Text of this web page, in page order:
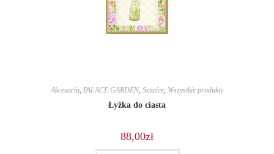
Akcesoria PALACE GARDEN Sztućce Wszystkie produkty
Łyżka do ciasta
88,00zł